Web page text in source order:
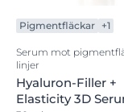
Pigmentfläckar +1
Serum mot
linjer
Hyaluron-Filler +
Elasticity 3D